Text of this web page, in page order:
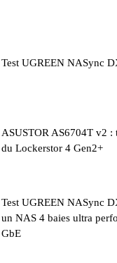
Test UGREEN NASync
ASUSTOR AS6704T v2 :
du Lockerstor 4 Gen2+
Test UGREEN NASync
un NAS 4 baies ultra
GbE